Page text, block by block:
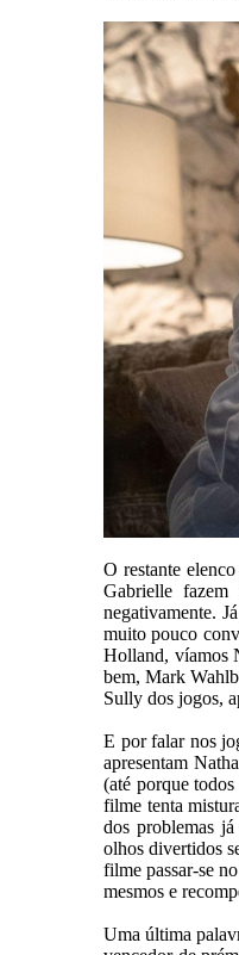
O restante
Gabrielle fazem
negativamente.
muito pouco
Holland, víamos
bem, Mark
Sully dos jogos,
E por falar nos
apresentam
(até porque
filme tenta
dos problemas
olhos divertidos
filme passar-se
mesmos e
Uma última